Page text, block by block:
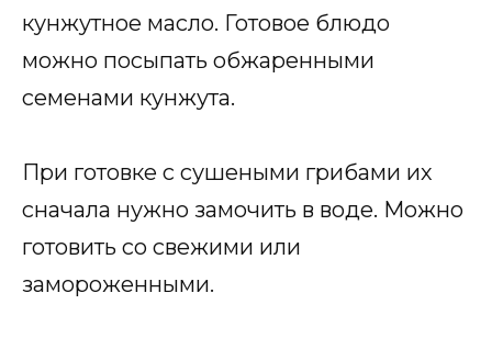
кунжутное масло. Готовое блюдо
можно посыпать обжаренными
семенами кунжута.
При готовке с сушеными грибами их
сначала нужно замочить в воде. Можно
готовить со свежими или
замороженными.